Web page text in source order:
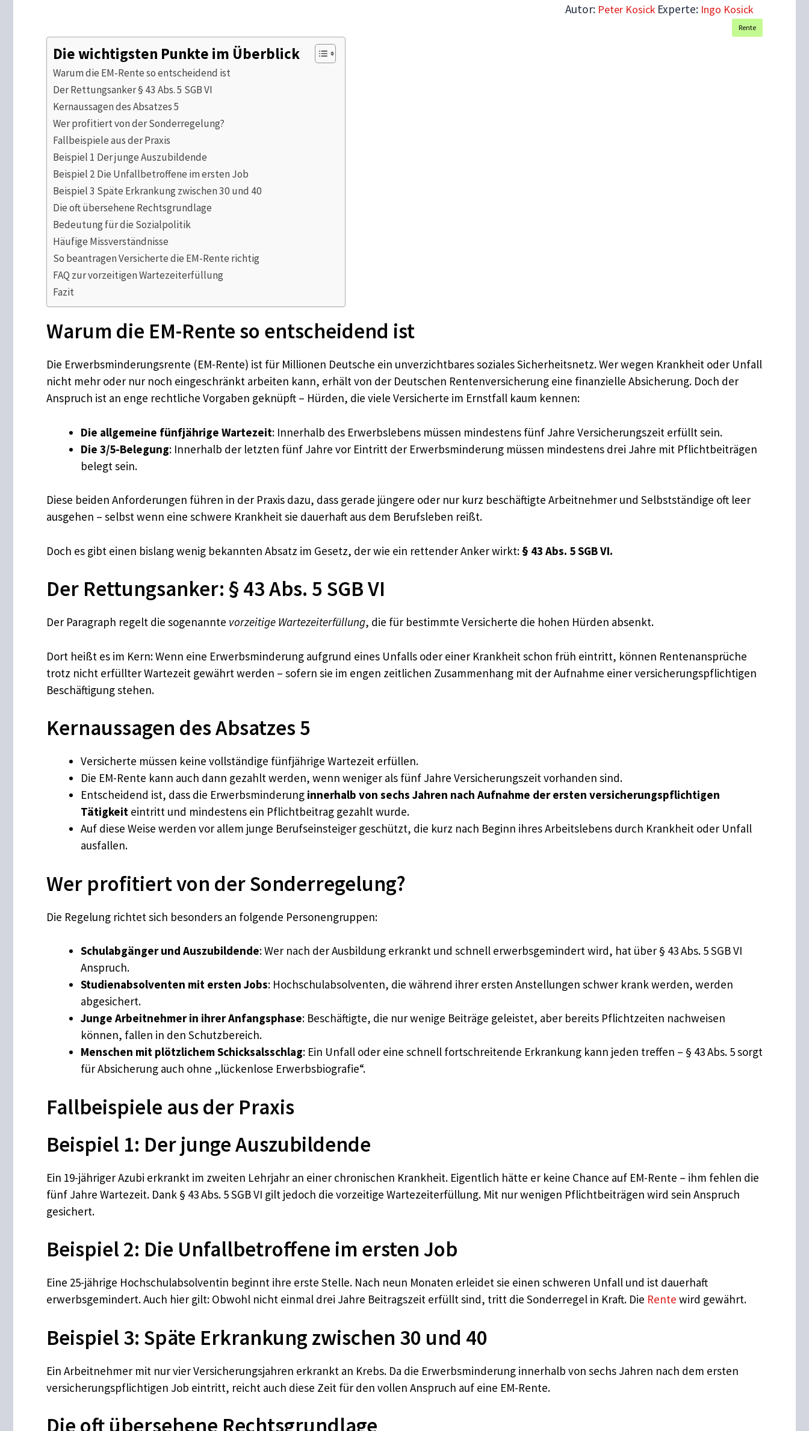
Autor: Peter Kosick Experte: Ingo Kosick
Rente
Die wichtigsten Punkte im Überblick
Warum die EM-Rente so entscheidend ist
Der Rettungsanker § 43 Abs. 5 SGB VI
Kernaussagen des Absatzes 5
Wer profitiert von der Sonderregelung?
Fallbeispiele aus der Praxis
Beispiel 1 Der junge Auszubildende
Beispiel 2 Die Unfallbetroffene im ersten Job
Beispiel 3 Späte Erkrankung zwischen 30 und 40
Die oft übersehene Rechtsgrundlage
Bedeutung für die Sozialpolitik
Häufige Missverständnisse
So beantragen Versicherte die EM-Rente richtig
FAQ zur vorzeitigen Wartezeiterfüllung
Fazit
Warum die EM-Rente so entscheidend ist
Die Erwerbsminderungsrente (EM-Rente) ist für Millionen Deutsche ein unverzichtbares soziales Sicherheitsnetz. Wer wegen Krankheit oder Unfall
nicht mehr oder nur noch eingeschränkt arbeiten kann, erhält von der Deutschen Rentenversicherung eine finanzielle Absicherung. Doch der
Anspruch ist an enge rechtliche Vorgaben geknüpft – Hürden, die viele Versicherte im Ernstfall kaum kennen:
Die allgemeine fünfjährige Wartezeit: Innerhalb des Erwerbslebens müssen mindestens fünf Jahre Versicherungszeit erfüllt sein.
Die 3/5-Belegung: Innerhalb der letzten fünf Jahre vor Eintritt der Erwerbsminderung müssen mindestens drei Jahre mit Pflichtbeiträgen
belegt sein.
Diese beiden Anforderungen führen in der Praxis dazu, dass gerade jüngere oder nur kurz beschäftigte Arbeitnehmer und Selbstständige oft leer
ausgehen – selbst wenn eine schwere Krankheit sie dauerhaft aus dem Berufsleben reißt.
Doch es gibt einen bislang wenig bekannten Absatz im Gesetz, der wie ein rettender Anker wirkt: § 43 Abs. 5 SGB VI.
Der Rettungsanker: § 43 Abs. 5 SGB VI
Der Paragraph regelt die sogenannte vorzeitige Wartezeiterfüllung, die für bestimmte Versicherte die hohen Hürden absenkt.
Dort heißt es im Kern: Wenn eine Erwerbsminderung aufgrund eines Unfalls oder einer Krankheit schon früh eintritt, können Rentenansprüche
trotz nicht erfüllter Wartezeit gewährt werden – sofern sie im engen zeitlichen Zusammenhang mit der Aufnahme einer versicherungspflichtigen
Beschäftigung stehen.
Kernaussagen des Absatzes 5
Versicherte müssen keine vollständige fünfjährige Wartezeit erfüllen.
Die EM-Rente kann auch dann gezahlt werden, wenn weniger als fünf Jahre Versicherungszeit vorhanden sind.
Entscheidend ist, dass die Erwerbsminderung innerhalb von sechs Jahren nach Aufnahme der ersten versicherungspflichtigen
Tätigkeit eintritt und mindestens ein Pflichtbeitrag gezahlt wurde.
Auf diese Weise werden vor allem junge Berufseinsteiger geschützt, die kurz nach Beginn ihres Arbeitslebens durch Krankheit oder Unfall
ausfallen.
Wer profitiert von der Sonderregelung?
Die Regelung richtet sich besonders an folgende Personengruppen:
Schulabgänger und Auszubildende: Wer nach der Ausbildung erkrankt und schnell erwerbsgemindert wird, hat über § 43 Abs. 5 SGB VI
Anspruch.
Studienabsolventen mit ersten Jobs: Hochschulabsolventen, die während ihrer ersten Anstellungen schwer krank werden, werden
abgesichert.
Junge Arbeitnehmer in ihrer Anfangsphase: Beschäftigte, die nur wenige Beiträge geleistet, aber bereits Pflichtzeiten nachweisen
können, fallen in den Schutzbereich.
Menschen mit plötzlichem Schicksalsschlag: Ein Unfall oder eine schnell fortschreitende Erkrankung kann jeden treffen – § 43 Abs. 5 sorgt
für Absicherung auch ohne „lückenlose Erwerbsbiografie“.
Fallbeispiele aus der Praxis
Beispiel 1: Der junge Auszubildende
Ein 19-jähriger Azubi erkrankt im zweiten Lehrjahr an einer chronischen Krankheit. Eigentlich hätte er keine Chance auf EM-Rente – ihm fehlen die
fünf Jahre Wartezeit. Dank § 43 Abs. 5 SGB VI gilt jedoch die vorzeitige Wartezeiterfüllung. Mit nur wenigen Pflichtbeiträgen wird sein Anspruch
gesichert.
Beispiel 2: Die Unfallbetroffene im ersten Job
Eine 25-jährige Hochschulabsolventin beginnt ihre erste Stelle. Nach neun Monaten erleidet sie einen schweren Unfall und ist dauerhaft
erwerbsgemindert. Auch hier gilt: Obwohl nicht einmal drei Jahre Beitragszeit erfüllt sind, tritt die Sonderregel in Kraft. Die Rente wird gewährt.
Beispiel 3: Späte Erkrankung zwischen 30 und 40
Ein Arbeitnehmer mit nur vier Versicherungsjahren erkrankt an Krebs. Da die Erwerbsminderung innerhalb von sechs Jahren nach dem ersten
versicherungspflichtigen Job eintritt, reicht auch diese Zeit für den vollen Anspruch auf eine EM-Rente.